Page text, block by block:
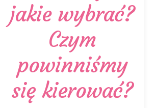
jakie wybrać?
Czym
powinniśmy
się kierować?